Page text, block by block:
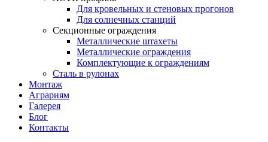
Для кровельных и стеновых прогонов
Для солнечных станций
Секционные ограждения
Металлические штахеты
Металлические ограждения
Комплектующие к ограждениям
Сталь в рулонах
Монтаж
Аграриям
Галерея
Блог
Контакты